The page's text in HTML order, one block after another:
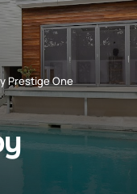
Prestige One